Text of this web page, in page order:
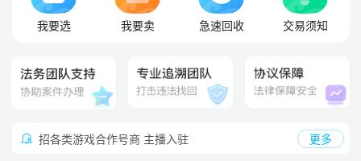
我要选 我要卖 急速回收 交易须知
招各类游戏合作号商 主播入驻 更多